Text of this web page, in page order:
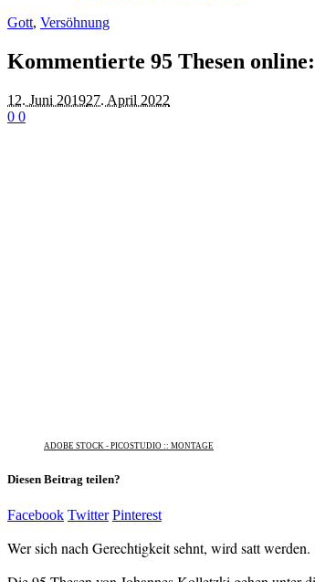
Gott, Versöhnung
Kommentierte 95 Thesen
12. Juni 201927. April 2022
0 0
ADOBE STOCK - PICOSTUDIO :: MONTAGE
Diesen Beitrag teilen?
Facebook Twitter Pinterest
Wer sich nach Gerechtigkeit sehnt, wird satt werden.